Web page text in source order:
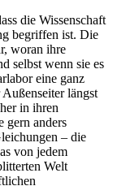
die Wissenschaft
begriffen ist. Die
woran ihre
selbst wenn sie es
eine ganz
längst
in ihren
gern anders
– die
von jedem
Welt